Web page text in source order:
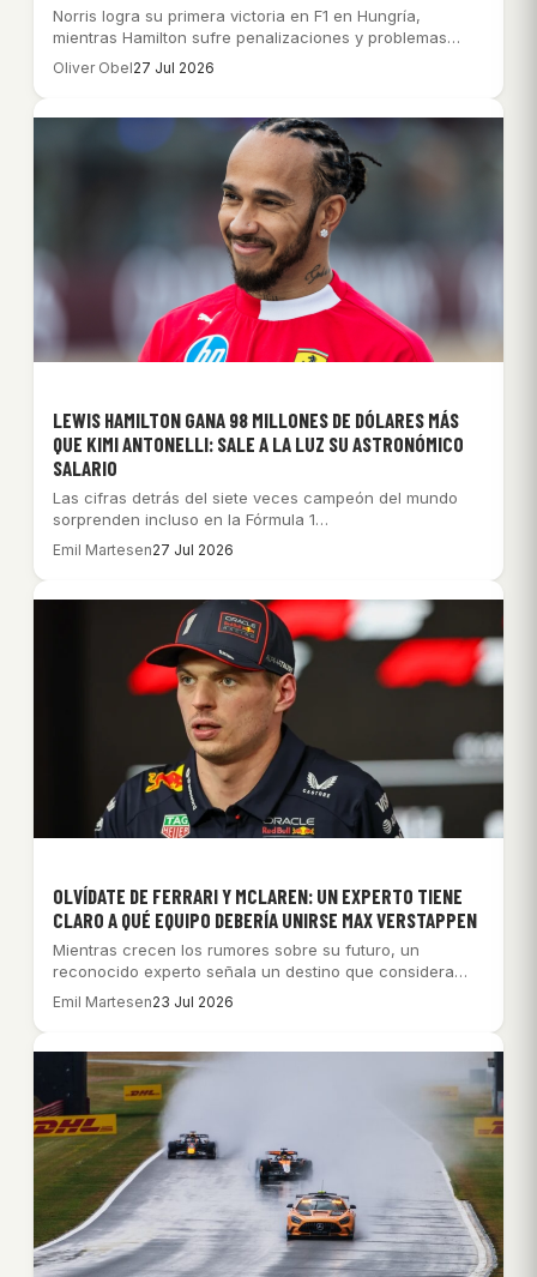
Norris logra su primera victoria en F1 en Hungría,
mientras Hamilton sufre penalizaciones y problemas…
Oliver Obel27 Jul 2026
LEWIS HAMILTON GANA 98 MILLONES DE DÓLARES MÁS
QUE KIMI ANTONELLI: SALE A LA LUZ SU ASTRONÓMICO
SALARIO
Las cifras detrás del siete veces campeón del mundo
sorprenden incluso en la Fórmula 1…
Emil Martesen27 Jul 2026
OLVÍDATE DE FERRARI Y MCLAREN: UN EXPERTO TIENE
CLARO A QUÉ EQUIPO DEBERÍA UNIRSE MAX VERSTAPPEN
Mientras crecen los rumores sobre su futuro, un
reconocido experto señala un destino que considera…
Emil Martesen23 Jul 2026